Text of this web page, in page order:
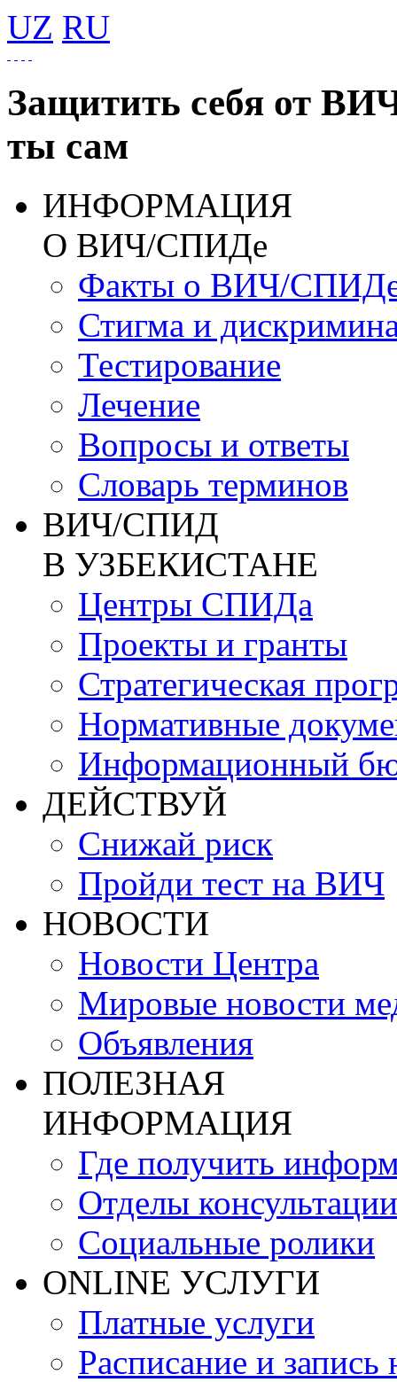
UZ RU
Защитить себя от
ты сам
ИНФОРМАЦИЯ
О ВИЧ/СПИДе
Факты о ВИЧ/
Стигма и
Тестирование
Лечение
Вопросы и ответы
Словарь терминов
ВИЧ/СПИД
В УЗБЕКИСТАНЕ
Центры СПИДа
Проекты и гранты
Стратегическая
Нормативные
Информационный
ДЕЙСТВУЙ
Снижай риск
Пройди тест на ВИЧ
НОВОСТИ
Новости Центра
Мировые новости
Объявления
ПОЛЕЗНАЯ
ИНФОРМАЦИЯ
Где получить
Отделы консультации
Социальные ролики
ONLINE УСЛУГИ
Платные услуги
Расписание и запись